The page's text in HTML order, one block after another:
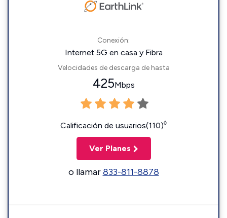
Conexión:
Internet 5G en casa y Fibra
Velocidades de descarga de hasta
425Mbps
Calificación de usuarios(110)◊
Ver Planes
o llamar833-811-8878